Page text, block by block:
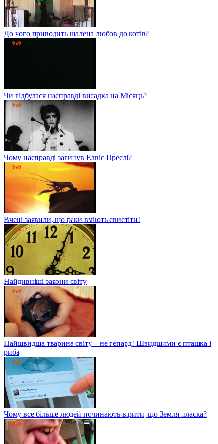
До чого приводить шалена любов до котів?
Чи відбулася насправді висадка на Місяць?
Чому насправді загинув Елвіс Преслі?
Вчені заявили, що раки вміють свистіти!
Найдивніші закони світу
Найшвидша тварина світу – не гепард! Швидшими є пташка і
риба
Чому все більше людей починають вірити, що Земля пласка?